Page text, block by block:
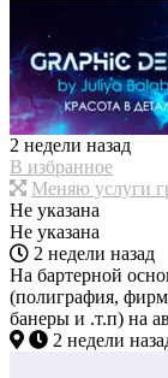
2 недели назад
В избранное
Меняю услуги
Не указана
Не указана
2 недели назад
На бартерной
(полиграфия,
банеры и .т.п) на
2 недели